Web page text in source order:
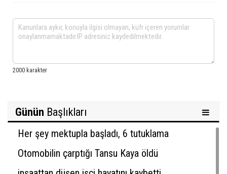
Günün Başlıkları
Her şey mektupla başladı, 6 tutuklama
Otomobilin çarptığı Tansu Kaya öldü